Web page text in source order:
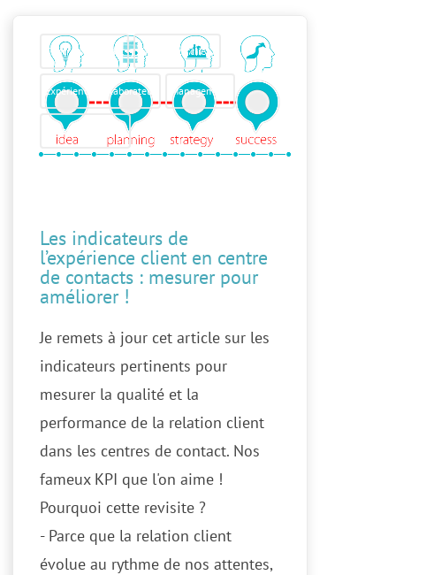
Centre de contact Expérience client
Expérience collaborateur Management
Satisfaction client
Les indicateurs de
l’expérience client en centre
de contacts : mesurer pour
améliorer !
Je remets à jour cet article sur les
indicateurs pertinents pour
mesurer la qualité et la
performance de la relation client
dans les centres de contact. Nos
fameux KPI que l'on aime !
Pourquoi cette revisite ?
- Parce que la relation client
évolue au rythme de nos attentes,